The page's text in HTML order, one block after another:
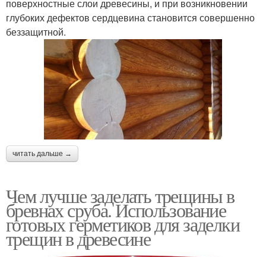
поверхностные слои древесины, и при возникновении
глубоких дефектов сердцевина становится совершенно
беззащитной.
читать дальше →
Чем лучше заделать трещины в
бревнах сруба. Использование
готовых герметиков для заделки
трещин в древесине